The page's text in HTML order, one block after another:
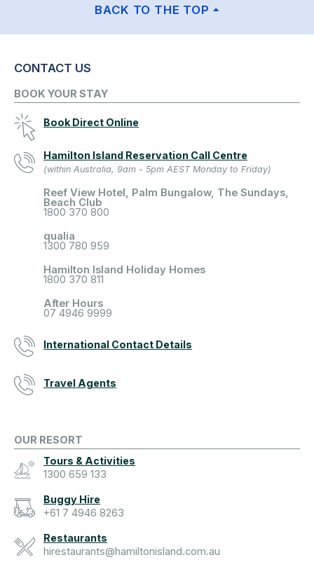
BACK TO THE TOP
CONTACT US
BOOK YOUR STAY
Book Direct Online
Hamilton Island Reservation Call Centre
(within Australia, 9am - 5pm AEST Monday to Friday)
Reef View Hotel, Palm Bungalow, The Sundays,
Beach Club
1800 370 800
qualia
1300 780 959
Hamilton Island Holiday Homes
1800 370 811
After Hours
07 4946 9999
International Contact Details
Travel Agents
OUR RESORT
Tours & Activities
1300 659 133
Buggy Hire
+61 7 4946 8263
Restaurants
hirestaurants@hamiltonisland.com.au